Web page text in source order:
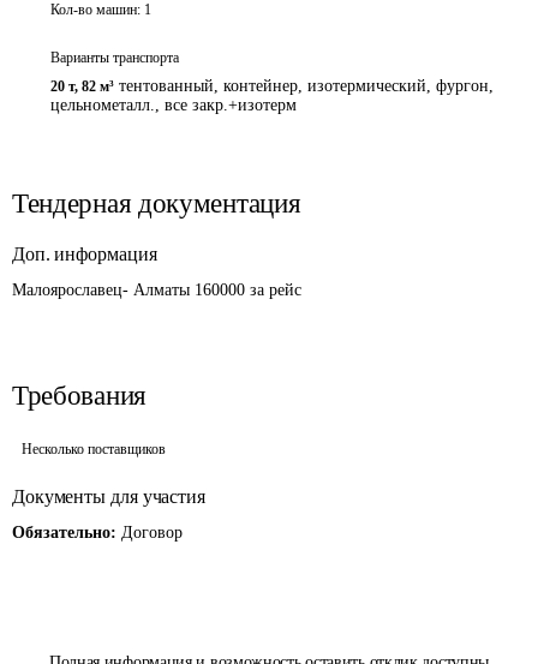
Кол-во машин: 1
Варианты транспорта
20 т, 82 м³ тентованный, контейнер, изотермический, фургон,
цельнометалл., все закр.+изотерм
Тендерная документация
Доп. информация
Малоярославец- Алматы 160000 за рейс
Требования
Несколько поставщиков
Документы для участия
Обязательно: Договор